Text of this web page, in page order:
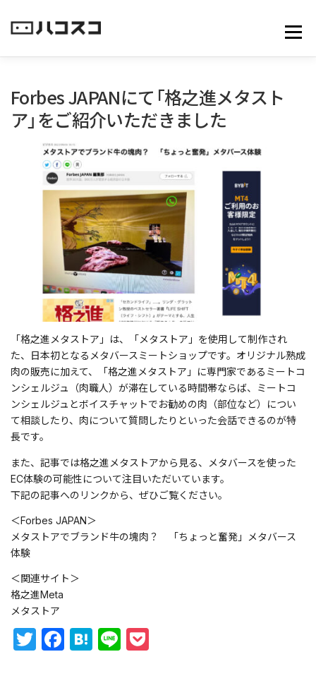
ン
メニュ
Forbes JAPANにて「格之進メタスト
ア」をご紹介いただきました
「格之進メタストア」は、「メタストア」を使用して制作され
た、日本初となるメタバースミートショップです。オリジナル熟成
肉の販売に加えて、「格之進メタストア」に専門家であるミートコ
ンシェルジュ（肉職人）が滞在している時間帯ならば、ミートコ
ンシェルジュとボイスチャットでお勧めの肉（部位など）につい
て相談したり、肉について質問したりといった会話できるのが特
長です。
また、記事では格之進メタストアから見る、メタバースを使った
EC体験の可能性について注目いただいています。
下記の記事へのリンクから、ぜひご覧ください。
＜Forbes JAPAN＞
メタストアでブランド牛の塊肉？ 「ちょっと奮発」メタバース
体験
＜関連サイト＞
格之進Meta
メタストア
Twitter
Facebook
Hatena
Line